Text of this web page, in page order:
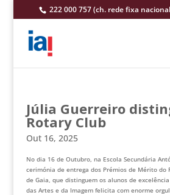
222 000 757 (ch. rede fixa
Júlia Guerreiro
Rotary Club
Out 16, 2025
No dia 16 de Outubro, na Escola Secundária
cerimónia de entrega dos Prémios de Mérito do
de Gaia, que distinguem os alunos de
das Artes e da Imagem felicita com enorme